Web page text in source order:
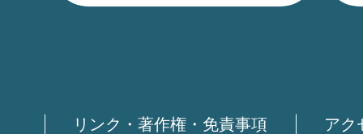
リンク・著作権・免責事項 アク